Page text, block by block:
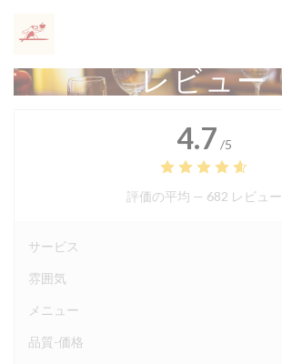
レビュー
4.7 /5
評価の平均 — 682 レビュー
サービス
雰囲気
メニュー
品質-価格